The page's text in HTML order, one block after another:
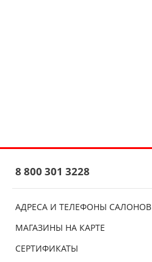
АДРЕСА И ТЕЛЕФОНЫ САЛОНОВ
МАГАЗИНЫ НА КАРТЕ
СЕРТИФИКАТЫ
8 800 301 3228